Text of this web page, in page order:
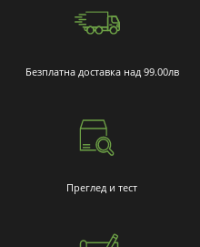
Безплатна доставка над 99.00лв
Преглед и тест